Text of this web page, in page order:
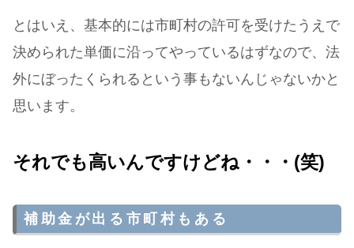
とはいえ、基本的には市町村の許可を受けたうえで
決められた単価に沿ってやっているはずなので、法
外にぼったくられるという事もないんじゃないかと
思います。
それでも高いんですけどね・・・(笑)
補助金が出る市町村もある